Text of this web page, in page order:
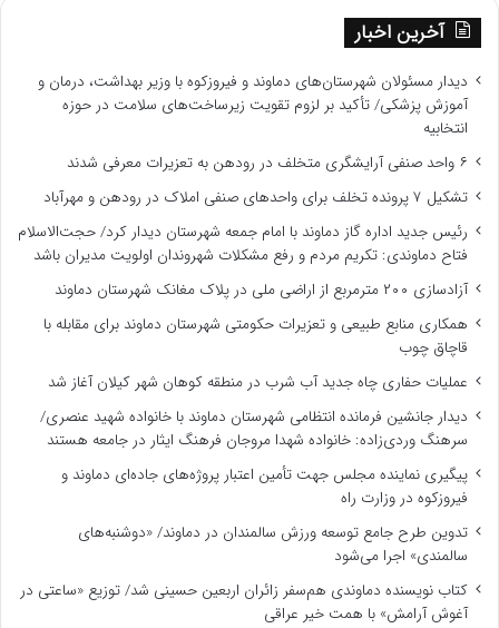
آخرین اخبار
دیدار مسئولان شهرستان‌های دماوند و فیروزکوه با وزیر بهداشت، درمان و
آموزش پزشکی/ تأکید بر لزوم تقویت زیرساخت‌های سلامت در حوزه
انتخابیه
۶ واحد صنفی آرایشگری متخلف در رودهن به تعزیرات معرفی شدند
تشکیل ۷ پرونده تخلف برای واحدهای صنفی املاک در رودهن و مهرآباد
رئیس جدید اداره گاز دماوند با امام جمعه شهرستان دیدار کرد/ حجت‌الاسلام
فتاح دماوندی: تکریم مردم و رفع مشکلات شهروندان اولویت مدیران باشد
آزادسازی ۲۰۰ مترمربع از اراضی ملی در پلاک مغانک شهرستان دماوند
همکاری منابع طبیعی و تعزیرات حکومتی شهرستان دماوند برای مقابله با
قاچاق چوب
عملیات حفاری چاه جدید آب شرب در منطقه کوهان شهر کیلان آغاز شد
دیدار جانشین فرمانده انتظامی شهرستان دماوند با خانواده شهید عنصری/
سرهنگ وردی‌زاده: خانواده شهدا مروجان فرهنگ ایثار در جامعه هستند
پیگیری نماینده مجلس جهت تأمین اعتبار پروژه‌های جاده‌ای دماوند و
فیروزکوه در وزارت راه
تدوین طرح جامع توسعه ورزش سالمندان در دماوند/ «دوشنبه‌های
سالمندی» اجرا می‌شود
کتاب نویسنده دماوندی هم‌سفر زائران اربعین حسینی شد/ توزیع «ساعتی در
آغوش آرامش» با همت خیر عراقی